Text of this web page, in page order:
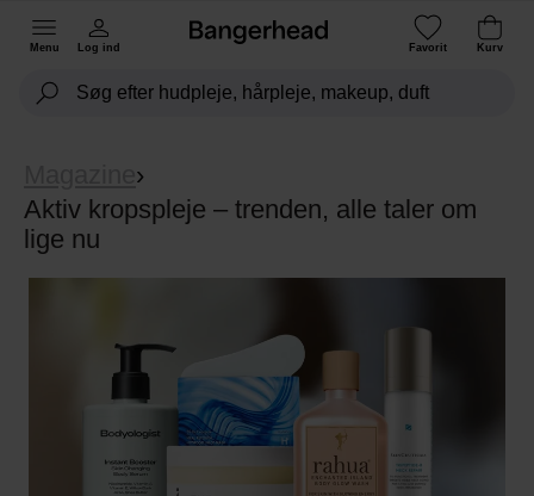
Menu Log ind Favorit Kurv
›
Aktiv kropspleje – trenden, alle taler om
lige nu